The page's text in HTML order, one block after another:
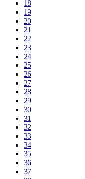
18
19
20
21
22
23
24
25
26
27
28
29
30
31
32
33
34
35
36
37